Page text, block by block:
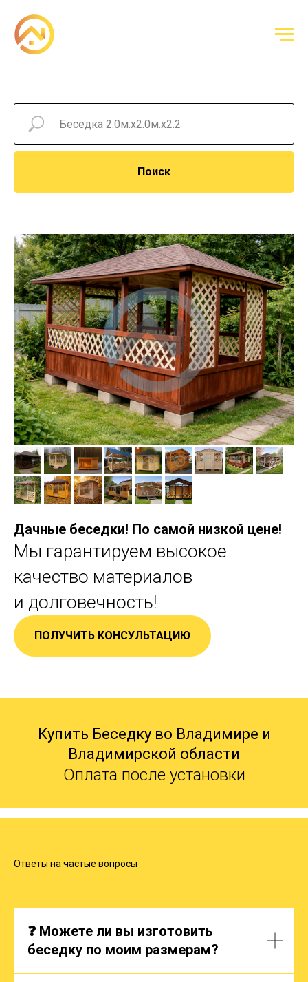
Поиск
Дачные беседки! По самой низкой цене!
Мы гарантируем высокое
качество материалов
и долговечность!
ПОЛУЧИТЬ КОНСУЛЬТАЦИЮ
Купить Беседку во Владимире и
Владимирской области
Оплата после установки
Ответы на частые вопросы
❓ Можете ли вы изготовить
беседку по моим размерам?